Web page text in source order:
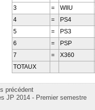
3
= WIIU
4
= PS4
5
= PS3
6
= PSP
7
= X360
TOTAUX
précédent
JP 2014 - Premier semestre